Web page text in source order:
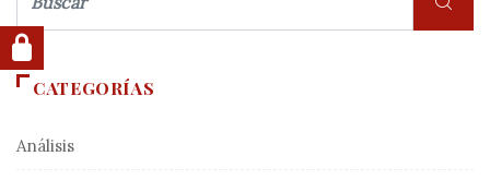
CATEGORÍAS
Análisis